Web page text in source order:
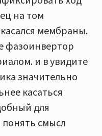
на том
мембраны.
фазоинвертор
и в увидите
значительно
касаться
для
смысл